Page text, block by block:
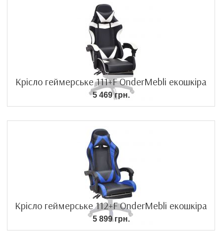
Крісло геймерське 111+F OnderMebli екошкіра
5 469 грн.
Крісло геймерське 112+F OnderMebli екошкіра
5 899 грн.